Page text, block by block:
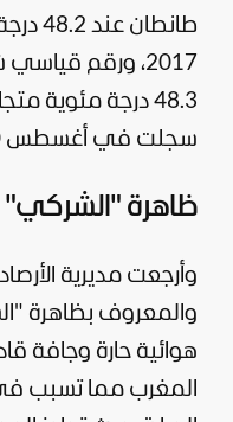
2017، ورقم
سجلت في أغسطس 2010.
ظاهرة "الشركي"
وأرجعت مديرية
والمعروف بظاهرة
هوائية حارة وجافة
المغرب مما تسبب